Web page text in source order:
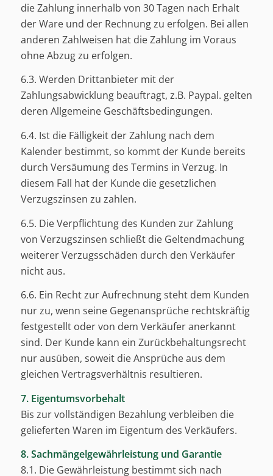
die Zahlung innerhalb von 30 Tagen nach Erhalt
der Ware und der Rechnung zu erfolgen. Bei allen
anderen Zahlweisen hat die Zahlung im Voraus
ohne Abzug zu erfolgen.
6.3. Werden Drittanbieter mit der
Zahlungsabwicklung beauftragt, z.B. Paypal. gelten
deren Allgemeine Geschäftsbedingungen.
6.4. Ist die Fälligkeit der Zahlung nach dem
Kalender bestimmt, so kommt der Kunde bereits
durch Versäumung des Termins in Verzug. In
diesem Fall hat der Kunde die gesetzlichen
Verzugszinsen zu zahlen.
6.5. Die Verpflichtung des Kunden zur Zahlung
von Verzugszinsen schließt die Geltendmachung
weiterer Verzugsschäden durch den Verkäufer
nicht aus.
6.6. Ein Recht zur Aufrechnung steht dem Kunden
nur zu, wenn seine Gegenansprüche rechtskräftig
festgestellt oder von dem Verkäufer anerkannt
sind. Der Kunde kann ein Zurückbehaltungsrecht
nur ausüben, soweit die Ansprüche aus dem
gleichen Vertragsverhältnis resultieren.
7. Eigentumsvorbehalt
Bis zur vollständigen Bezahlung verbleiben die
gelieferten Waren im Eigentum des Verkäufers.
8. Sachmängelgewährleistung und Garantie
8.1. Die Gewährleistung bestimmt sich nach